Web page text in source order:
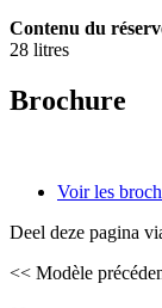
Contenu du
28 litres
Brochure
Voir les
Deel deze pagina
<< Modèle